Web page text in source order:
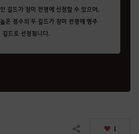
길드가 장미 전쟁에 신청할 수 있으며,
은 점수의 두 길드가 장미 전쟁에 맹주
길드로 선정됩니다.
1